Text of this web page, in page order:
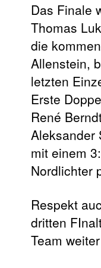
Das Finale
Thomas
die
Allenstein,
letzten
Erste
René
Aleksander
mit einem
Nordlichter
Respekt
dritten
Team